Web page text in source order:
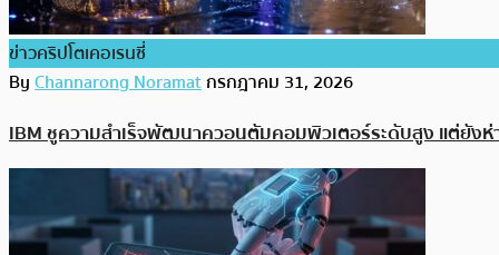
ข่าวคริปโตเคอเรนซี่
ByChannarong Noramatกรกฎาคม 31, 2026
IBM ชูความสำเร็จพัฒนาควอนตัมคอมพิวเตอร์ระดับสูง แต่ยังห่า